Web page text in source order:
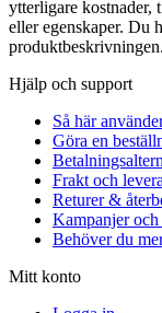
ytterligare kostnader,
eller egenskaper. Du
produktbeskrivningen.
Hjälp och support
Så här
Göra en
Frakt och
Returer &
Kampanjer och
Behöver du
Mitt konto